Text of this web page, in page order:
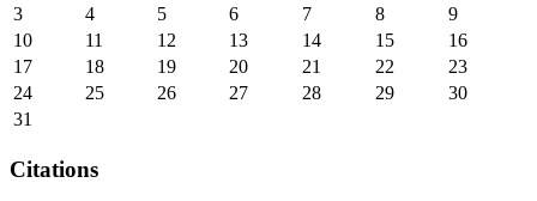
3
4 5 6 7 8
9
10
11 12 13 14 15
16
17
18 19 20 21 22
23
24
25 26 27 28 29
30
31
Citations